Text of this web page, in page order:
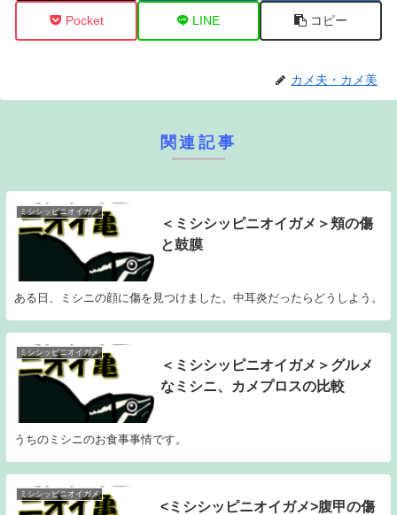
Pocket LINE コピー
カメ夫・カメ美
関連記事
ミシシッピニオイガメ
＜ミシシッピニオイガメ＞頬の傷
と鼓膜
ある日、ミシニの顔に傷を見つけました。中耳炎だったらどうしよう。
ミシシッピニオイガメ
＜ミシシッピニオイガメ＞グルメ
なミシニ、カメプロスの比較
うちのミシニのお食事事情です。
ミシシッピニオイガメ
<ミシシッピニオイガメ>腹甲の傷